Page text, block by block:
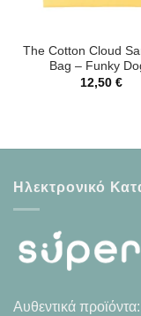
The Cotton Cloud
Bag – Funky
12,50 €
Ηλεκτρονικό
Αυθεντικά